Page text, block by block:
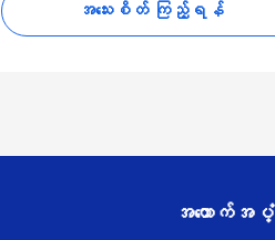
အသေးစိတ် ကြည့်ရန်
အထောက်အပံ့